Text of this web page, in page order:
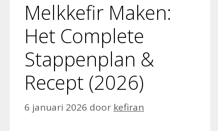
Melkkefir Maken:
Het Complete
Stappenplan &
Recept (2026)
6 januari 2026 door kefiran